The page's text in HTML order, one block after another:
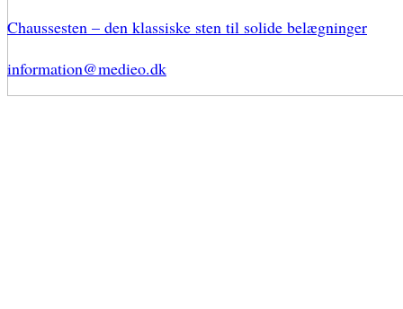
Chaussesten – den klassiske sten til solide belægninger
information@medieo.dk